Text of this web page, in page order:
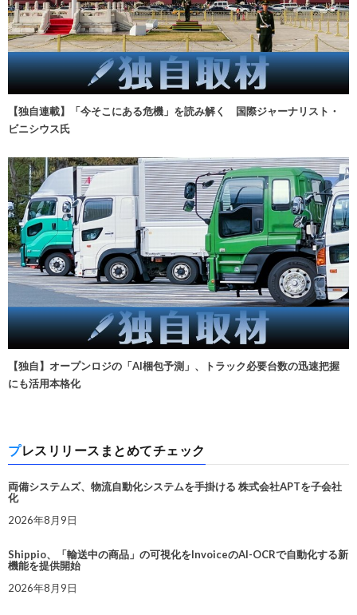
【独自連載】「今そこにある危機」を読み解く 国際ジャーナリスト・
ビニシウス氏
【独自】オープンロジの「AI梱包予測」、トラック必要台数の迅速把握
にも活用本格化
プレスリリースまとめてチェック
両備システムズ、物流自動化システムを手掛ける 株式会社APTを子会社
化
2026年8月9日
Shippio、「輸送中の商品」の可視化をInvoiceのAI-OCRで自動化する新
機能を提供開始
2026年8月9日